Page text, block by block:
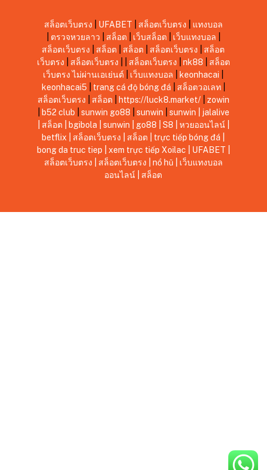
สล็อตเว็บตรง UFABET สล็อตเว็บตรง
แทงบอล
ตรวจหวยลาว สล็อต เว็บสล็อต เว็บแทงบอล
สล็อตเว็บตรง
สล็อต สล็อต สล็อตเว็บตรง
สล็อต
เว็บตรง
สล็อตเว็บตรง สล็อตเว็บตรง nk88
สล็อต
เว็บตรง ไม่ผ่านเอเย่นต์
เว็บแทงบอล keonhacai
keonhacai5
trang cá độ bóng đá สล็อตวอเลท|
สล็อตเว็บตรง
สล็อต https://luck8.market/| zowin
b52 club sunwin go88 sunwin sunwin
jalalive
สล็อต bgibola sunwin go88 S8 หวยออนไลน์|
betflix
สล็อตเว็บตรง สล็อต trực tiếp bóng đá
bong da truc tiep
xem trực tiếp Xoilac UFABET
สล็อตเว็บตรง
สล็อตเว็บตรง nổ hũ
เว็บแทงบอล
ออนไลน์
สล็อต